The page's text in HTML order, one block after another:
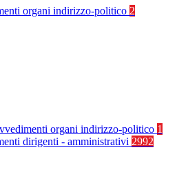
organi indirizzo-politico 2
organi indirizzo-politico 1
dirigenti - amministrativi 2992